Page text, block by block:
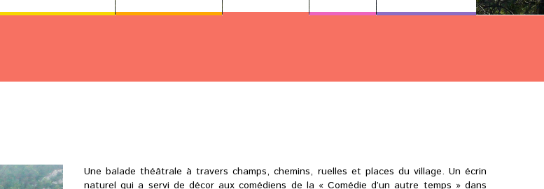
Une balade théâtrale à travers champs, chemins, ruelles et places du village. Un écrin
naturel qui a servi de décor aux comédiens de la « Comédie d’un autre temps » dans